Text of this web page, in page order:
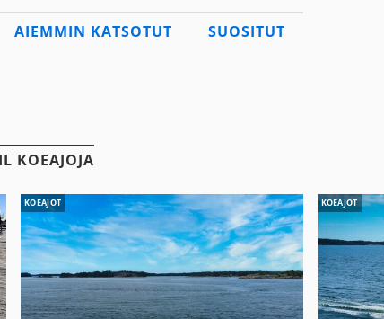
AIEMMIN KATSOTUT SUOSITUT
KOEAJOJA
KOEAJOT KOEAJOT